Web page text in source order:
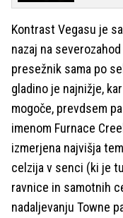
Kontrast Vegasu je
nazaj na
presežnik sama po
gladino je najnižje,
mogoče, prevdsem
imenom Furnace
izmerjena najvišja
celzija v senci (ki je
ravnice in samotnih
nadaljevanju Towne